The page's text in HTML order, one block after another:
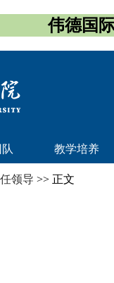
伟德国
教学培养
领导 >> 正文